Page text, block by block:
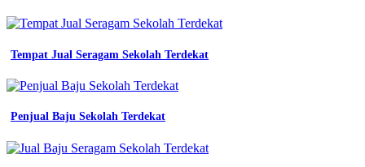
jual
sekolah
terdekat
Jasa
Pembuatan
Kerja
Tempat Jual Seragam Sekolah Terdekat
Penjual Baju Sekolah Terdekat